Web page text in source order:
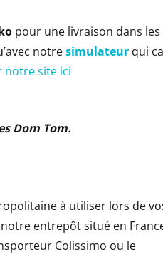
pour une livraison dans les
notresimulateurqui
notre site ici
Dom Tom.
à utiliser lors de
entrepôt situé en
Colissimo ou le